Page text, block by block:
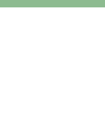
Census 2027: